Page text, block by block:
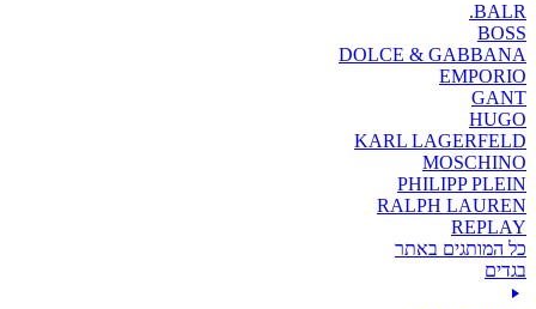
BALR.
BOSS
DOLCE & GABBANA
EMPORIO
GANT
HUGO
KARL LAGERFELD
MOSCHINO
PHILIPP PLEIN
RALPH LAUREN
REPLAY
כל המותגים באתר
בגדים